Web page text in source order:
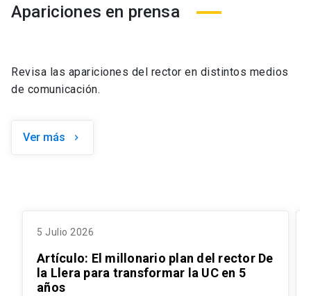
Apariciones en prensa
Revisa las apariciones del rector en distintos medios
de comunicación.
Ver más keyboard_arrow_right
5 Julio 2026
Artículo: El millonario plan del rector De
la Llera para transformar la UC en 5
años